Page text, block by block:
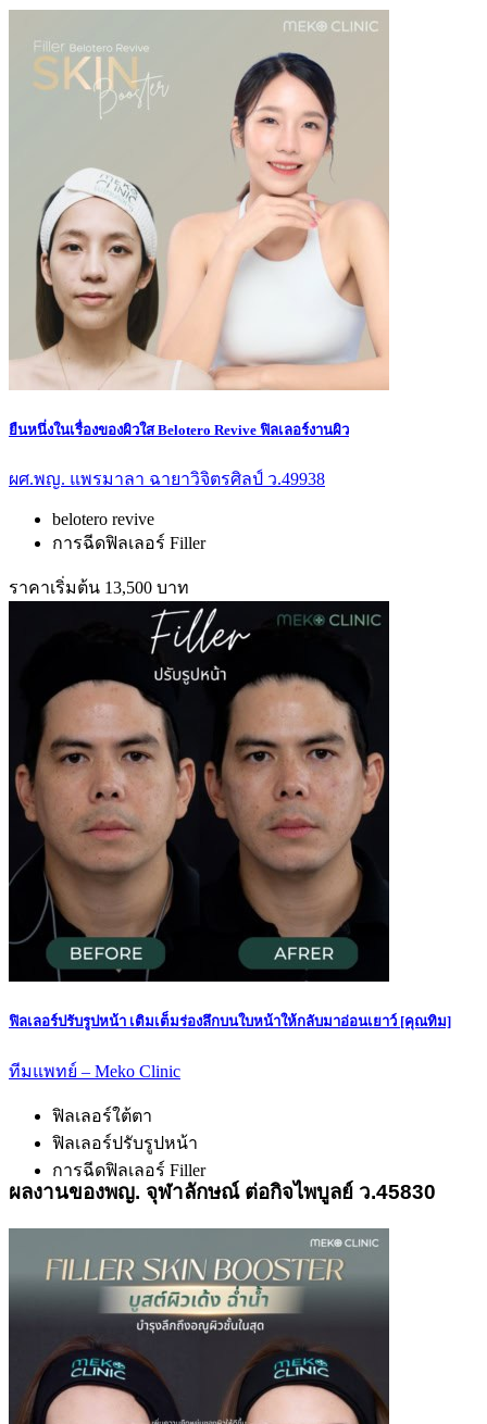
ยืนหนึ่งในเรื่องของผิวใส Belotero Revive ฟิลเลอร์งานผิว
ผศ.พญ. แพรมาลา ฉายาวิจิตรศิลป์ ว.49938
belotero revive
การฉีดฟิลเลอร์ Filler
ราคาเริ่มต้น 13,500 บาท
ฟิลเลอร์ปรับรูปหน้า เติมเต็มร่องลึกบนใบหน้าให้กลับมาอ่อนเยาว์ [คุณทิม]
ทีมแพทย์ – Meko Clinic
ฟิลเลอร์ใต้ตา
ฟิลเลอร์ปรับรูปหน้า
การฉีดฟิลเลอร์ Filler
ผลงานของพญ. จุฬาลักษณ์ ต่อกิจไพบูลย์ ว.45830